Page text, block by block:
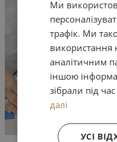
Ми
трафік. Ми
використання
аналітичним
іншою
зібрали під
далі
УСІ